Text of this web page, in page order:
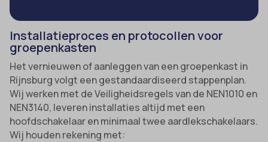
Installatieproces en protocollen voor
groepenkasten
Het vernieuwen of aanleggen van een groepenkast in
Rijnsburg volgt een gestandaardiseerd stappenplan.
Wij werken met de Veiligheidsregels van de NEN1010 en
NEN3140, leveren installaties altijd met een
hoofdschakelaar en minimaal twee aardlekschakelaars.
Wij houden rekening met: